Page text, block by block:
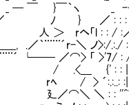
}￣｀ヽ _ -
／ : : : : : : : : :
rヘ「l : : / :／ / :
｀¨¨¨´r-＼ ノ>:/.:./ : /
└── ／⌒> 「 >'7/ : /: : :
: : | : : : : :| : : /
:| 八: : :| : :
: : ''^~￣: :人: :